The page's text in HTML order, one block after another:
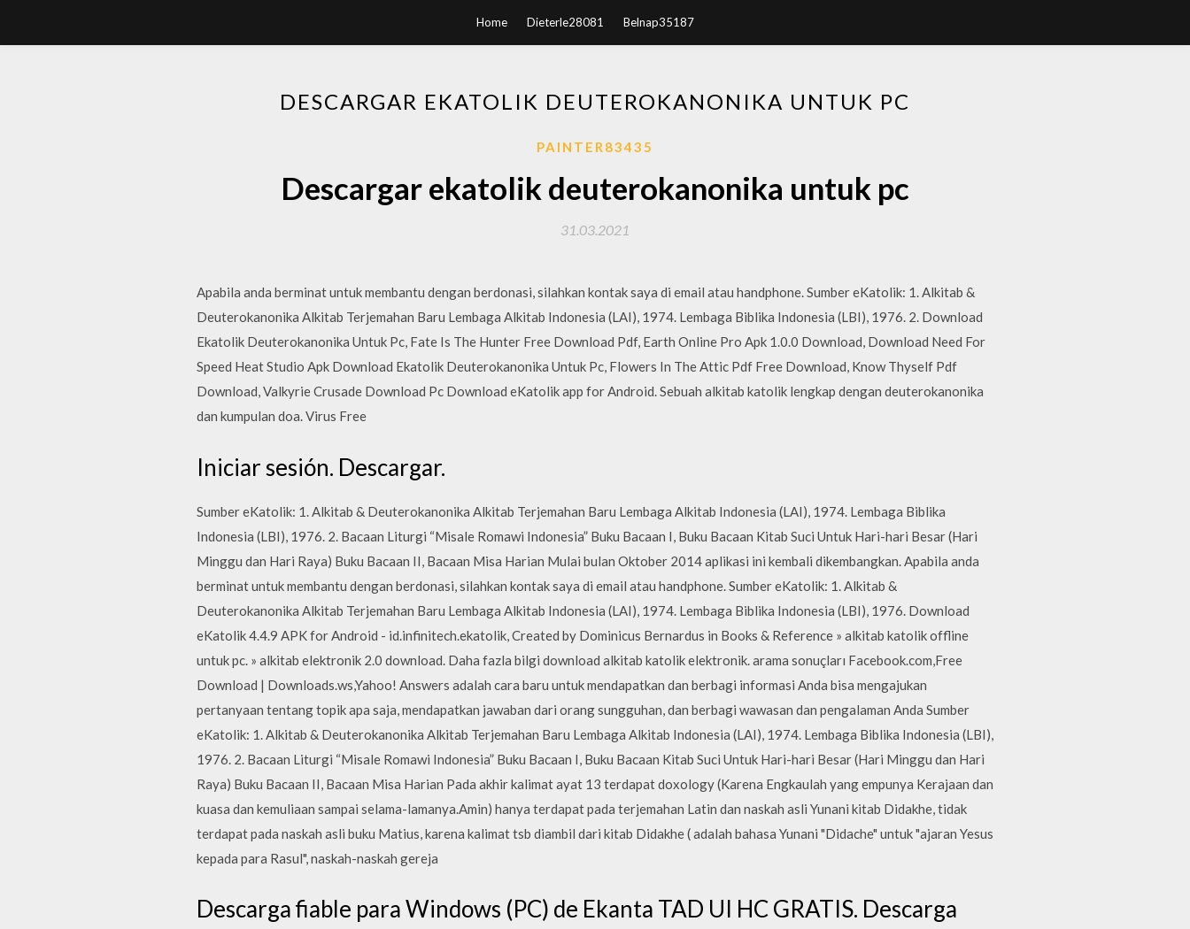
Home Dieterle28081 Belnap35187
DESCARGAR EKATOLIK DEUTEROKANONIKA UNTUK PC
PAINTER83435
Descargar ekatolik deuterokanonika untuk pc
31.03.2021
Apabila anda berminat untuk membantu dengan berdonasi, silahkan kontak saya di email atau handphone. Sumber eKatolik: 1. Alkitab &
Deuterokanonika Alkitab Terjemahan Baru Lembaga Alkitab Indonesia (LAI), 1974. Lembaga Biblika Indonesia (LBI), 1976. 2. Download
Ekatolik Deuterokanonika Untuk Pc, Fate Is The Hunter Free Download Pdf, Earth Online Pro Apk 1.0.0 Download, Download Need For
Speed Heat Studio Apk Download Ekatolik Deuterokanonika Untuk Pc, Flowers In The Attic Pdf Free Download, Know Thyself Pdf
Download, Valkyrie Crusade Download Pc Download eKatolik app for Android. Sebuah alkitab katolik lengkap dengan deuterokanonika
dan kumpulan doa. Virus Free
Iniciar sesión. Descargar.
Sumber eKatolik: 1. Alkitab & Deuterokanonika Alkitab Terjemahan Baru Lembaga Alkitab Indonesia (LAI), 1974. Lembaga Biblika
Indonesia (LBI), 1976. 2. Bacaan Liturgi “Misale Romawi Indonesia” Buku Bacaan I, Buku Bacaan Kitab Suci Untuk Hari-hari Besar (Hari
Minggu dan Hari Raya) Buku Bacaan II, Bacaan Misa Harian Mulai bulan Oktober 2014 aplikasi ini kembali dikembangkan. Apabila anda
berminat untuk membantu dengan berdonasi, silahkan kontak saya di email atau handphone. Sumber eKatolik: 1. Alkitab &
Deuterokanonika Alkitab Terjemahan Baru Lembaga Alkitab Indonesia (LAI), 1974. Lembaga Biblika Indonesia (LBI), 1976. Download
eKatolik 4.4.9 APK for Android - id.infinitech.ekatolik, Created by Dominicus Bernardus in Books & Reference » alkitab katolik offline
untuk pc. » alkitab elektronik 2.0 download. Daha fazla bilgi download alkitab katolik elektronik. arama sonuçları Facebook.com,Free
Download | Downloads.ws,Yahoo! Answers adalah cara baru untuk mendapatkan dan berbagi informasi Anda bisa mengajukan
pertanyaan tentang topik apa saja, mendapatkan jawaban dari orang sungguhan, dan berbagi wawasan dan pengalaman Anda Sumber
eKatolik: 1. Alkitab & Deuterokanonika Alkitab Terjemahan Baru Lembaga Alkitab Indonesia (LAI), 1974. Lembaga Biblika Indonesia (LBI),
1976. 2. Bacaan Liturgi “Misale Romawi Indonesia” Buku Bacaan I, Buku Bacaan Kitab Suci Untuk Hari-hari Besar (Hari Minggu dan Hari
Raya) Buku Bacaan II, Bacaan Misa Harian Pada akhir kalimat ayat 13 terdapat doxology (Karena Engkaulah yang empunya Kerajaan dan
kuasa dan kemuliaan sampai selama-lamanya.Amin) hanya terdapat pada terjemahan Latin dan naskah asli Yunani kitab Didakhe, tidak
terdapat pada naskah asli buku Matius, karena kalimat tsb diambil dari kitab Didakhe ( adalah bahasa Yunani "Didache" untuk "ajaran Yesus
kepada para Rasul", naskah-naskah gereja
Descarga fiable para Windows (PC) de Ekanta TAD UI HC GRATIS. Descarga